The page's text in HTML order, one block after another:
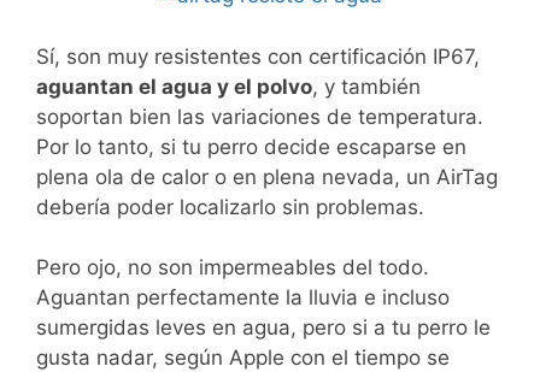
Sí, son muy resistentes con certificación IP67,
aguantan el agua y el polvo, y también
soportan bien las variaciones de temperatura.
Por lo tanto, si tu perro decide escaparse en
plena ola de calor o en plena nevada, un AirTag
debería poder localizarlo sin problemas.
Pero ojo, no son impermeables del todo.
Aguantan perfectamente la lluvia e incluso
sumergidas leves en agua, pero si a tu perro le
gusta nadar, según Apple con el tiempo se